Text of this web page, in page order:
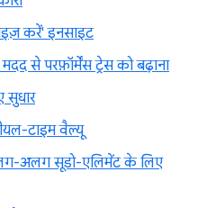
करें' इनसाइट
से परफ़ॉर्मेंस ट्रेस को बढ़ाना
सुधार
टाइम वैल्यू
अलग सूडो-एलिमेंट के लिए